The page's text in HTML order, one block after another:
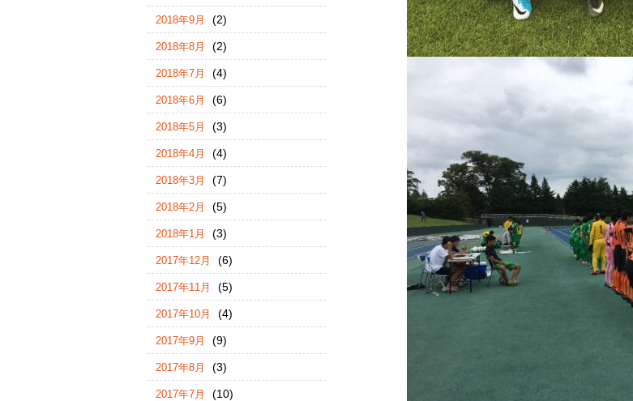
2018年9月 (2)
2018年8月 (2)
2018年7月 (4)
2018年6月 (6)
2018年5月 (3)
2018年4月 (4)
2018年3月 (7)
2018年2月 (5)
2018年1月 (3)
2017年12月 (6)
2017年11月 (5)
2017年10月 (4)
2017年9月 (9)
2017年8月 (3)
2017年7月 (10)